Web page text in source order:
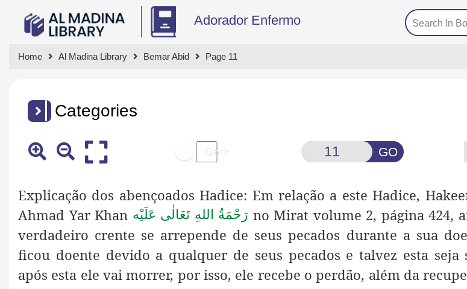
Adorador Enfermo
Home Al Madina Library Bemar Abid Page 11
Categories
GO
Explicação dos abençoados Hadice: Em relação a este Hadice,
Ahmad Yar Khan رَحْمَةُ اللهِ تَعَالٰی عَلَيْه no Mirat volume 2, página 424,
verdadeiro crente se arrepende de seus pecados durante a sua
ficou doente devido a qualquer de seus pecados e talvez esta seja
após esta ele vai morrer, por isso, ele recebe o perdão, além da